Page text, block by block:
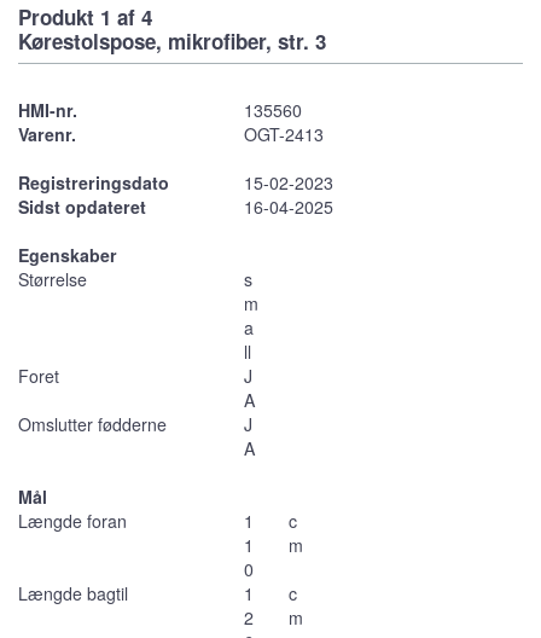
Produkt 1 af 4
Kørestolspose, mikrofiber, str. 3
HMI-nr.
135560
Varenr.
OGT-2413
Registreringsdato
15-02-2023
Sidst opdateret
16-04-2025
Egenskaber
Størrelse
s
m
a
ll
Foret
J
A
Omslutter fødderne
J
A
Mål
Længde foran
1
1
0
c
m
Længde bagtil
1
2
c
m